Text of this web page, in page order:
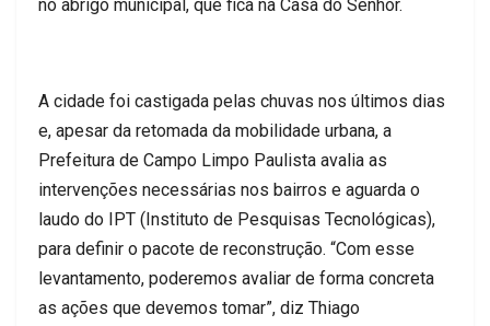
no abrigo municipal, que fica na Casa do Senhor.
A cidade foi castigada pelas chuvas nos últimos dias
e, apesar da retomada da mobilidade urbana, a
Prefeitura de Campo Limpo Paulista avalia as
intervenções necessárias nos bairros e aguarda o
laudo do IPT (Instituto de Pesquisas Tecnológicas),
para definir o pacote de reconstrução. “Com esse
levantamento, poderemos avaliar de forma concreta
as ações que devemos tomar”, diz Thiago